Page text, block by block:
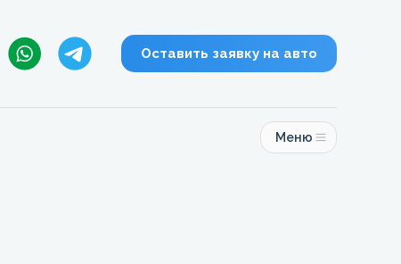
Оставить заявку на авто
Меню